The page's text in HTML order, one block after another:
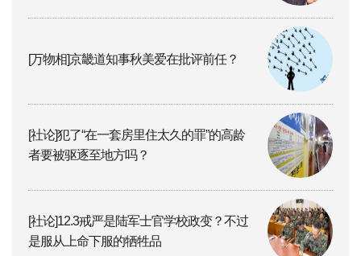
[万物相]京畿道知事秋美爱在批评前任？
[社论]犯了“在一套房里住太久的罪”的高龄
者要被驱逐至地方吗？
[社论]12.3戒严是陆军士官学校政变？不过
是服从上命下服的牺牲品